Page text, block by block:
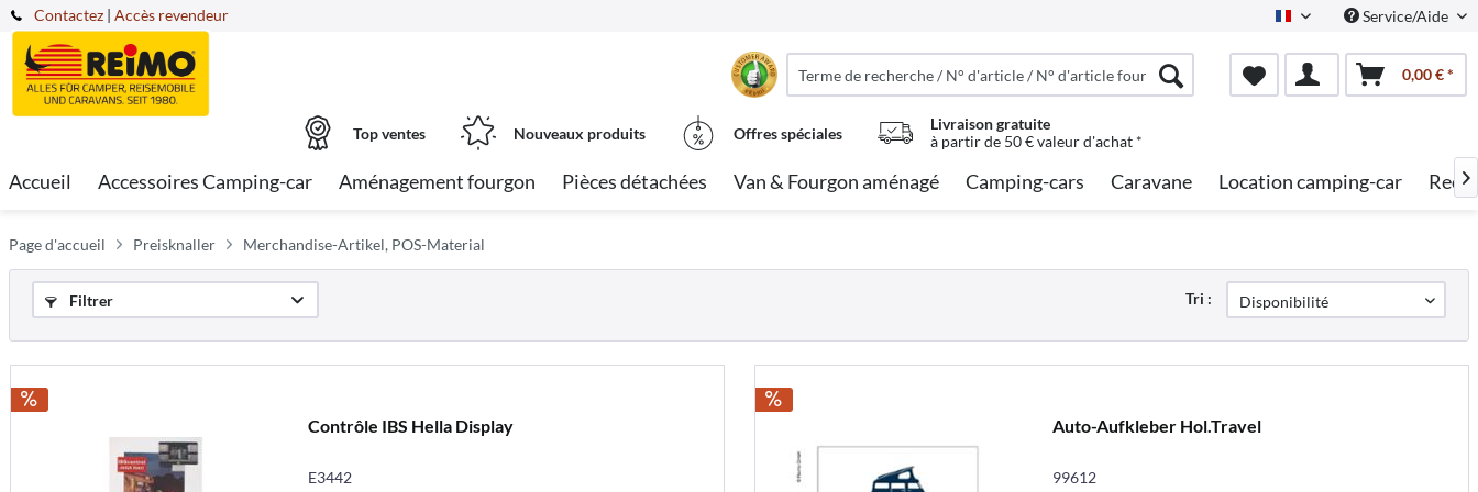
Contactez French Service/Aide
| Accès revendeur
0,00 € *
Top ventes Nouveaux produits Offres spéciales
Livraison gratuite
à partir de 50 € valeur d'achat *
Accueil Accessoires Camping-car Aménagement fourgon Pièces détachées Van & Fourgon aménagé Camping-cars Caravane Location camping-car 
Page d'accueil Preisknaller Merchandise-Artikel, POS-Material
Filtrer Tri :
Contrôle IBS Hella Display
E3442
Auto-Aufkleber Hol.Travel
99612